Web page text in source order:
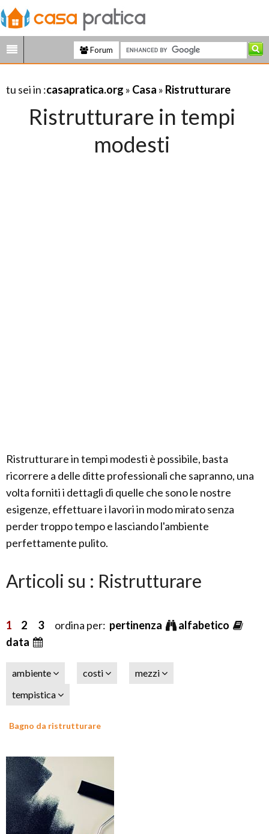
Forum
tu sei in :casapratica.org » Casa » Ristrutturare
Ristrutturare in tempi
modesti
Ristrutturare in tempi modesti è possibile, basta
ricorrere a delle ditte professionali che sapranno, una
volta forniti i dettagli di quelle che sono le nostre
esigenze, effettuare i lavori in modo mirato senza
perder troppo tempo e lasciando l'ambiente
perfettamente pulito.
Articoli su : Ristrutturare
1 2 3ordina per: pertinenza
alfabetico
data
ambiente costi
mezzi
tempistica
Bagno da ristrutturare